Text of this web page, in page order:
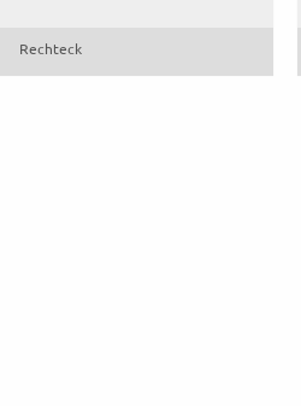
Rechteck